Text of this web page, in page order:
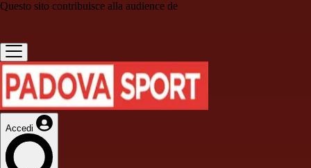
Questo sito contribuisce alla audience de
Accedi